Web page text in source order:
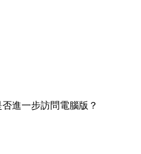
進一步訪問電腦版？